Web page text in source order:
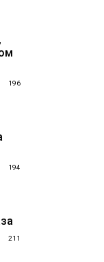
196
194
211